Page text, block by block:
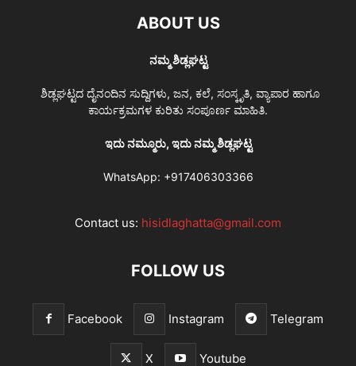
ABOUT US
ನಮ್ಮ ಶಿಡ್ಲಘಟ್ಟ
ಶಿಡ್ಲಘಟ್ಟದ ದೈನಂದಿನ ಸುದ್ದಿಗಳು, ಜನ, ಕಲೆ, ಸಂಸ್ಕೃತಿ, ವ್ಯಾಪಾರ ಹಾಗೂ
ಕಾರ್ಯಕ್ರಮಗಳ ಕುರಿತು ಸಂಪೂರ್ಣ ಮಾಹಿತಿ.
ಇದು ನಮ್ಮೂರು, ಇದು ನಮ್ಮ ಶಿಡ್ಲಘಟ್ಟ
WhatsApp: +917406303366
Contact us: hisidlaghatta@gmail.com
FOLLOW US
Facebook Instagram Telegram
X Youtube